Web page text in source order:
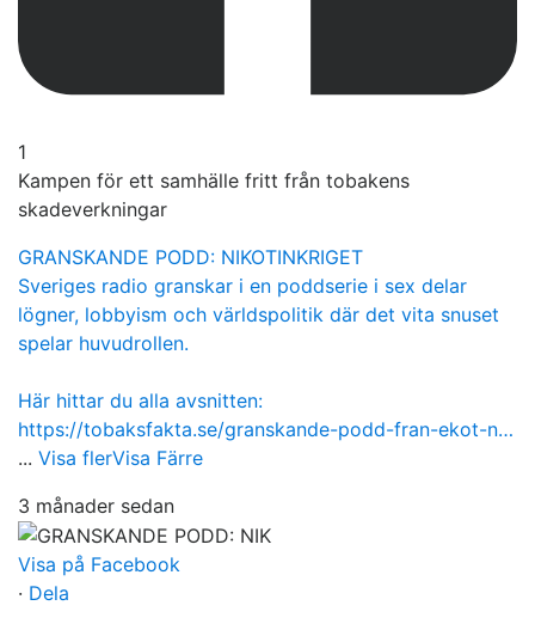
1
Kampen för ett samhälle fritt från tobakens
skadeverkningar
GRANSKANDE PODD: NIKOTINKRIGET
Sveriges radio granskar i en poddserie i sex delar
lögner, lobbyism och världspolitik där det vita snuset
spelar huvudrollen.
Här hittar du alla avsnitten:
https://tobaksfakta.se/granskande-podd-fran-ekot-n…
... Visa flerVisa Färre
3 månader sedan
Visa på Facebook
· Dela